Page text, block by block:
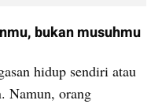
bukan musuhmu
hidup sendiri atau
Namun, orang